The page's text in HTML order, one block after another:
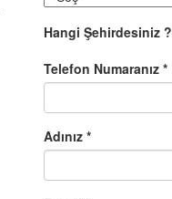
Hangi Şehirdesiniz ?
Telefon Numaranız *
Adınız *